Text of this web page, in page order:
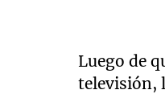
Luego de
televisión,